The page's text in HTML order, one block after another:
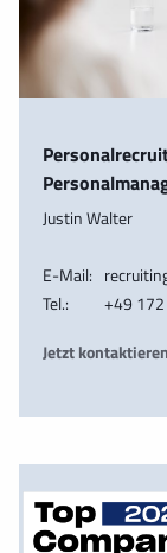
Justin Walter
E-Mail:
Tel.:
+49
Jetzt kontaktieren